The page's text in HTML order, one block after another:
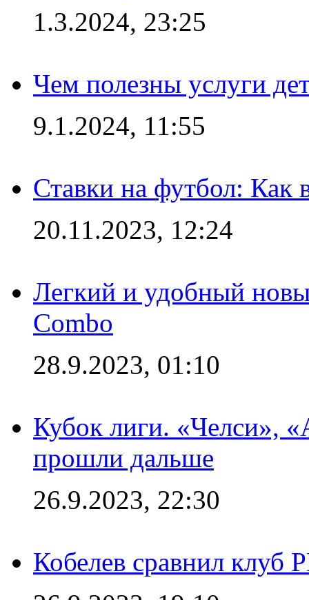
1.3.2024, 23:25
Чем полезны услуги
9.1.2024, 11:55
Ставки на футбол: Как
20.11.2023, 12:24
Легкий и удобный
Combo
28.9.2023, 01:10
Кубок лиги. «Челси»,
прошли дальше
26.9.2023, 22:30
Кобелев сравнил клуб